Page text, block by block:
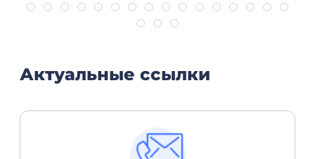
Актуальные ссылки